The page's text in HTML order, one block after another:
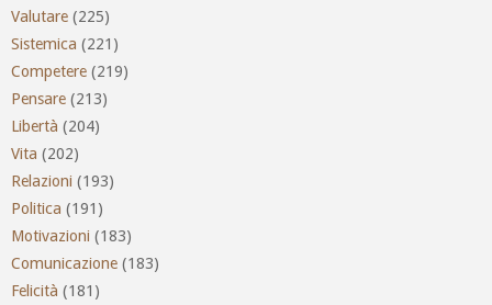
Valutare (225)
Sistemica (221)
Competere (219)
Pensare (213)
Libertà (204)
Vita (202)
Relazioni (193)
Politica (191)
Motivazioni (183)
Comunicazione (183)
Felicità (181)